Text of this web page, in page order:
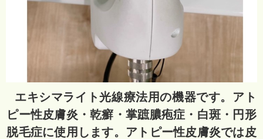
エキシマライト光線療法用の機器です。アト
ピー性皮膚炎・乾癬・掌蹠膿疱症・白斑・円形
脱毛症に使用します。アトピー性皮膚炎では皮